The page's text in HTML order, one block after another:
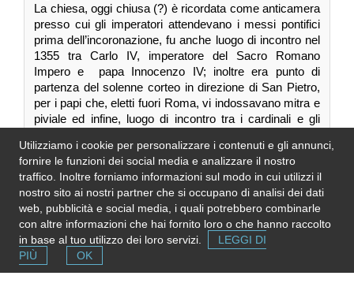
La chiesa, oggi chiusa (?) è ricordata come anticamera
presso cui gli imperatori attendevano i messi pontifici
prima dell’incoronazione, fu anche luogo di incontro nel
1355 tra Carlo IV, imperatore del Sacro Romano
Impero e papa Innocenzo IV; inoltre era punto di
partenza del solenne corteo in direzione di San Pietro,
per i papi che, eletti fuori Roma, vi indossavano mitra e
piviale ed infine, luogo di incontro tra i cardinali e gli
funzione di parrocchia nel 18, a favore della parrocchia
di S.Maria del Rosario; ma vi si continuò ad esercitare il
culto con una messa domenicale per i vignaioli della
zona che, riuniti in confraternita avevano donato, alla
fine del XVI secolo alla chiesa una pala d’altare
rappresentante Maria Maddalena (oggi quasi del tutto
cancellata).
Nel 1937 il lazzaretto, considerato il più antico d’auropa
e passato in proprietà al Pio Istituto di S.Spirito, subì un
Utilizziamo i cookie per personalizzare i contenuti e gli annunci,
fornire le funzioni dei social media e analizzare il nostro
traffico. Inoltre forniamo informazioni sul modo in cui utilizzi il
nostro sito ai nostri partner che si occupano di analisi dei dati
web, pubblicità e social media, i quali potrebbero combinarle
con altre informazioni che hai fornito loro o che hanno raccolto
in base al tuo utilizzo dei loro servizi.
LEGGI DI
PIÙ
OK